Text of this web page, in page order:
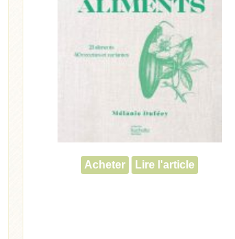
Acheter Lire l'article